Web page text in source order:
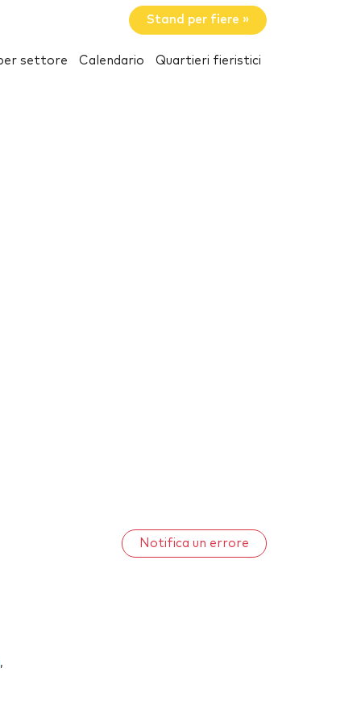
Stand per fiere »
settore Calendario Quartieri fieristici
Notifica un errore
,